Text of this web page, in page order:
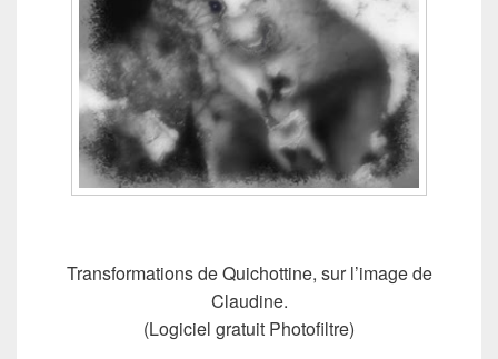
Transformations de Quichottine, sur l’image de
Claudine.
(Logiciel gratuit Photofiltre)